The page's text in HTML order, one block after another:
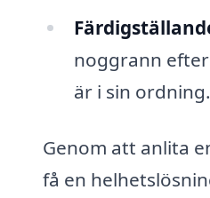
noggrann
är i sin ordning.
Genom att anlita
få en